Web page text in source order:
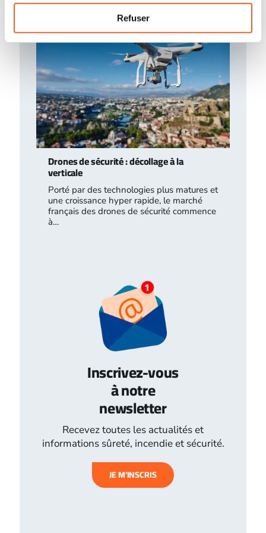
Refuser
Drones de sécurité : décollage à la
verticale
Porté par des technologies plus matures et
une croissance hyper rapide, le marché
français des drones de sécurité commence
à…
Inscrivez-vous
à notre
newsletter
Recevez toutes les actualités et
informations sûreté, incendie et sécurité.
JE M’INSCRIS